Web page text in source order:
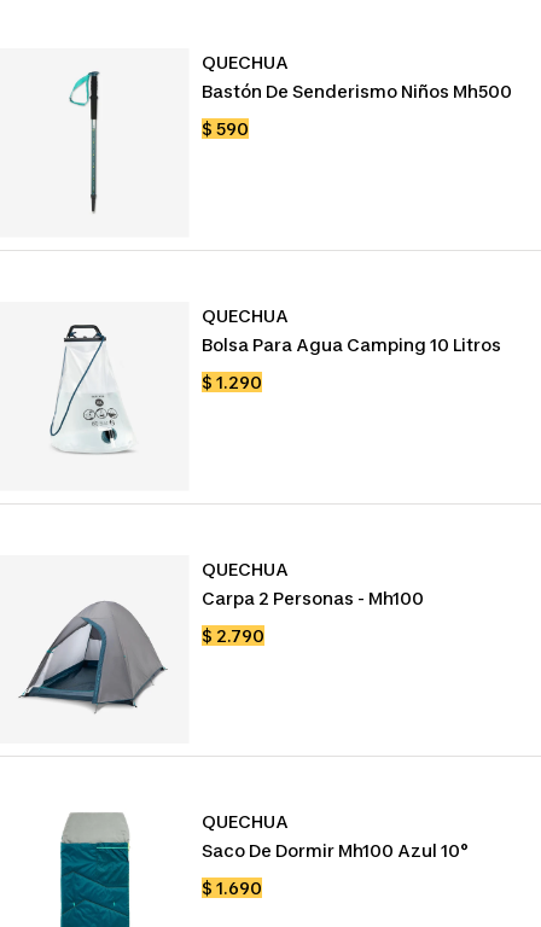
QUECHUA
Bastón De Senderismo Niños Mh500
Precio
$ 590
QUECHUA
Bolsa Para Agua Camping 10 Litros
Precio
$ 1.290
QUECHUA
Carpa 2 Personas - Mh100
Precio
$ 2.790
QUECHUA
Saco De Dormir Mh100 Azul 10°
Precio
$ 1.690